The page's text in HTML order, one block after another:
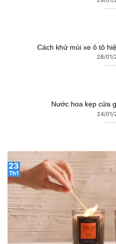
Cách khử mùi xe ô tô
28/01/
Nước hoa kẹp cửa
24/01/
23
Th1